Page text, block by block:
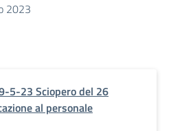
2023
5-23 Sciopero del 26
al personale